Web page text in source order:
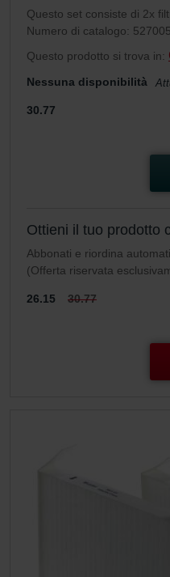
Questo set consiste di 2x
Numero di catalogo:
Questo prodotto si trova in:
Nessuna disponibilità
30.77
Ottieni il tuo prodotto
Abbonati e riordina
(Offerta riservata
26.15 30.77